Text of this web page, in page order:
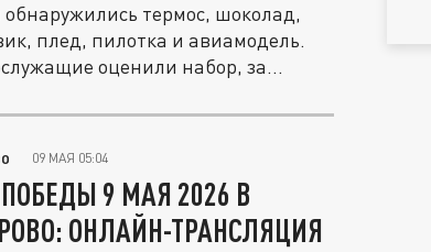
обнаружились термос, шоколад,
плед, пилотка и авиамодель.
оценили набор, за...
09 МАЯ 05:04
9 МАЯ 2026 В
ОНЛАЙН-ТРАНСЛЯЦИЯ